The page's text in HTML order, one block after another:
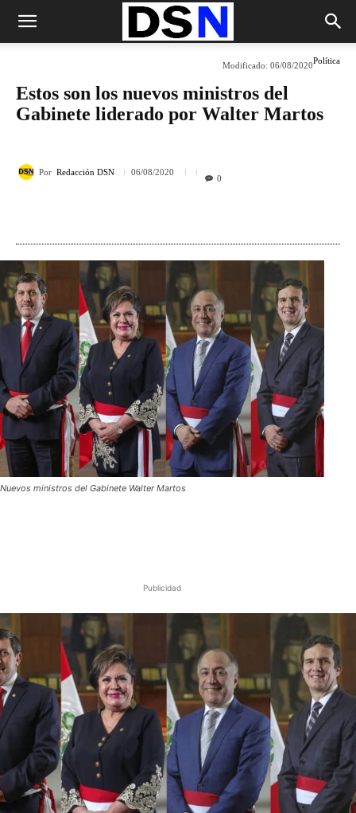
Política
Modificado: 06/08/2020
Estos son los nuevos ministros del
Gabinete liderado por Walter Martos
Por Redacción DSN 06/08/2020
0
Nuevos ministros del Gabinete Walter Martos
Publicidad